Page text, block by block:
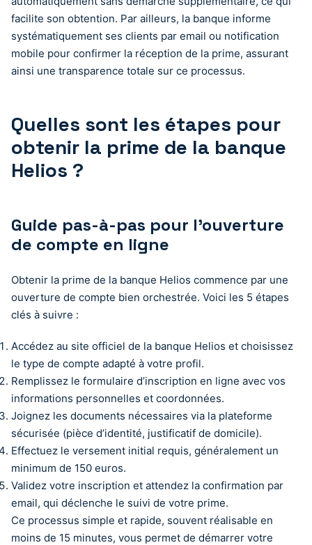
facilite son obtention. Par ailleurs, la banque informe
systématiquement ses clients par email ou notification
mobile pour confirmer la réception de la prime, assurant
ainsi une transparence totale sur ce processus.
Quelles sont les étapes pour
obtenir la prime de la banque
Helios ?
Guide pas-à-pas pour l’ouverture
de compte en ligne
Obtenir la prime de la banque Helios commence par une
ouverture de compte bien orchestrée. Voici les 5 étapes
clés à suivre :
Accédez au site officiel de la banque Helios et choisissez
le type de compte adapté à votre profil.
Remplissez le formulaire d’inscription en ligne avec vos
informations personnelles et coordonnées.
Joignez les documents nécessaires via la plateforme
sécurisée (pièce d’identité, justificatif de domicile).
Effectuez le versement initial requis, généralement un
minimum de 150 euros.
Validez votre inscription et attendez la confirmation par
email, qui déclenche le suivi de votre prime.
Ce processus simple et rapide, souvent réalisable en
moins de 15 minutes, vous permet de démarrer votre